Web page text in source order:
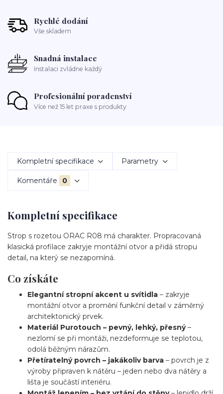
Rychlé dodání
Vše skladem
Snadná instalace
Instalaci zvládne každý
Profesionální poradenství
Více než 15 let praxe s produkty
Kompletní specifikace Parametry
Komentáře 0
Kompletní specifikace
Strop s rozetou ORAC R08 má charakter. Propracovaná
klasická profilace zakryje montážní otvor a přidá stropu
detail, na který se nezapomíná.
Co získáte
Elegantní stropní akcent u svítidla – zakryje
montážní otvor a promění funkční detail v záměrný
architektonický prvek.
Materiál Purotouch – pevný, lehký, přesný–
nezlomí se při montáži, nezdeformuje se teplotou,
odolá běžným nárazům.
Přetíratelný povrch – jakákoliv barva – povrch je z
výroby připraven k nátěru – jeden nebo dva nátěry a
lišta je součástí interiéru.